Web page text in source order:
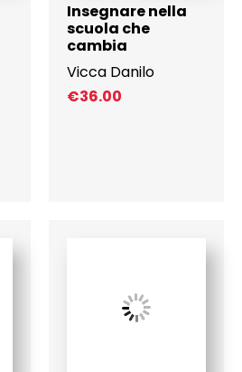
Insegnare nella
scuola che
cambia
Vicca Danilo
€36.00